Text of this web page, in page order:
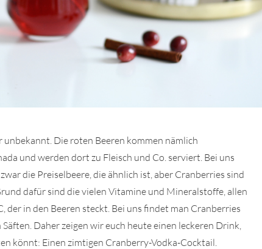
unbekannt. Die roten Beeren kommen nämlich
und werden dort zu Fleisch und Co. serviert. Bei uns
die Preiselbeere, die ähnlich ist, aber Cranberries sind
dafür sind die vielen Vitamine und Mineralstoffe, allen
der in den Beeren steckt. Bei uns findet man Cranberries
Daher zeigen wir euch heute einen leckeren Drink,
könnt: Einen zimtigen Cranberry-Vodka-Cocktail.